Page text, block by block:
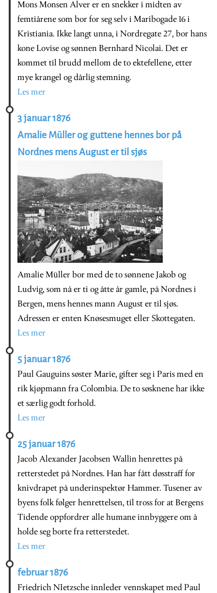
Mons Monsen Alver er en snekker i midten av
femtiårene som bor for seg selv i Maribogade 16 i
Kristiania. Ikke langt unna, i Nordregate 27, bor hans
kone Lovise og sønnen Bernhard Nicolai. Det er
kommet til brudd mellom de to ektefellene, etter
mye krangel og dårlig stemning.
Les mer
3 januar 1876
Amalie Müller og guttene hennes bor på
Nordnes mens August er til sjøs
Amalie Müller bor med de to sønnene Jakob og
Ludvig, som nå er ti og åtte år gamle, på Nordnes i
Bergen, mens hennes mann August er til sjøs.
Adressen er enten Knøsesmuget eller Skottegaten.
Les mer
5 januar 1876
Paul Gauguins søster Marie, gifter seg i Paris med en
rik kjøpmann fra Colombia. De to søsknene har ikke
et særlig godt forhold.
Les mer
25 januar 1876
Jacob Alexander Jacobsen Wallin henrettes på
retterstedet på Nordnes. Han har fått døsstraff for
knivdrapet på underinspektør Hammer. Tusener av
byens folk følger henrettelsen, til tross for at Bergens
Tidende oppfordrer alle humane innbyggere om å
holde seg borte fra retterstedet.
Les mer
februar 1876
Friedrich NIetzsche innleder vennskapet med Paul